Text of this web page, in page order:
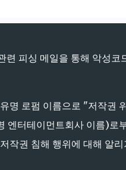
피싱 메일을 통해 악성코
명 로펌 이름으로 "저작권
터테이먼트회사 이름)로
작권 침해 행위에 대해 알